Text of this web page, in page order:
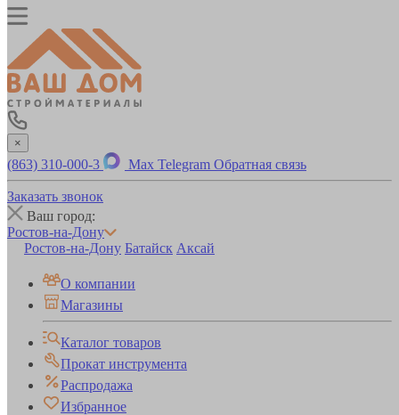
×
(863) 310-000-3 Max Telegram Обратная связь
Заказать звонок
Ваш город:
Ростов-на-Дону
Ростов-на-Дону Батайск Аксай
О компании
Магазины
Каталог товаров
Прокат инструмента
Распродажа
Избранное